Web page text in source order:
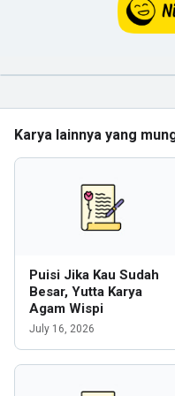
Karya lainnya yang
Puisi Jika Kau Sudah
Besar, Yutta Karya
Agam Wispi
July 16, 2026